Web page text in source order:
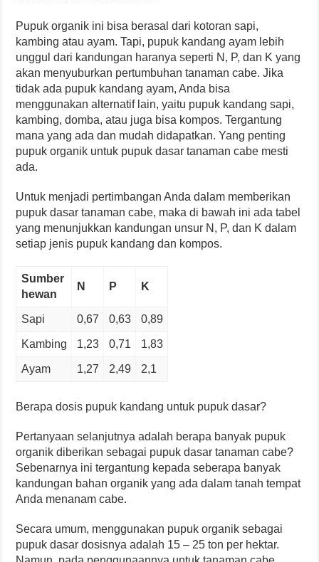
Pupuk organik ini bisa berasal dari kotoran sapi,
kambing atau ayam. Tapi, pupuk kandang ayam lebih
unggul dari kandungan haranya seperti N, P, dan K yang
akan menyuburkan pertumbuhan tanaman cabe. Jika
tidak ada pupuk kandang ayam, Anda bisa
menggunakan alternatif lain, yaitu pupuk kandang sapi,
kambing, domba, atau juga bisa kompos. Tergantung
mana yang ada dan mudah didapatkan. Yang penting
pupuk organik untuk pupuk dasar tanaman cabe mesti
ada.
Untuk menjadi pertimbangan Anda dalam memberikan
pupuk dasar tanaman cabe, maka di bawah ini ada tabel
yang menunjukkan kandungan unsur N, P, dan K dalam
setiap jenis pupuk kandang dan kompos.
Sumber
hewan
N P K
Sapi 0,67 0,63 0,89
Kambing 1,23 0,71 1,83
Ayam 1,27 2,49 2,1
Berapa dosis pupuk kandang untuk pupuk dasar?
Pertanyaan selanjutnya adalah berapa banyak pupuk
organik diberikan sebagai pupuk dasar tanaman cabe?
Sebenarnya ini tergantung kepada seberapa banyak
kandungan bahan organik yang ada dalam tanah tempat
Anda menanam cabe.
Secara umum, menggunakan pupuk organik sebagai
pupuk dasar dosisnya adalah 15 – 25 ton per hektar.